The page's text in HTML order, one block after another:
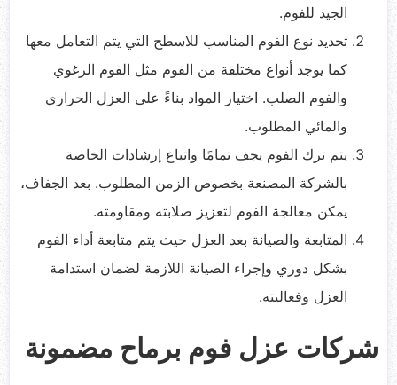
الجيد للفوم.
تحديد نوع الفوم المناسب للاسطح التي يتم التعامل معها
كما يوجد أنواع مختلفة من الفوم مثل الفوم الرغوي
والفوم الصلب. اختيار المواد بناءً على العزل الحراري
والمائي المطلوب.
يتم ترك الفوم يجف تمامًا واتباع إرشادات الخاصة
بالشركة المصنعة بخصوص الزمن المطلوب. بعد الجفاف،
يمكن معالجة الفوم لتعزيز صلابته ومقاومته.
المتابعة والصيانة بعد العزل حيث يتم متابعة أداء الفوم
بشكل دوري وإجراء الصيانة اللازمة لضمان استدامة
العزل وفعاليته.
شركات عزل فوم برماح مضمونة